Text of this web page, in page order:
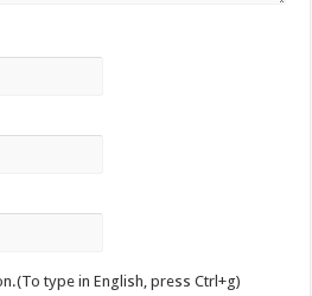
type in English, press Ctrl+g)